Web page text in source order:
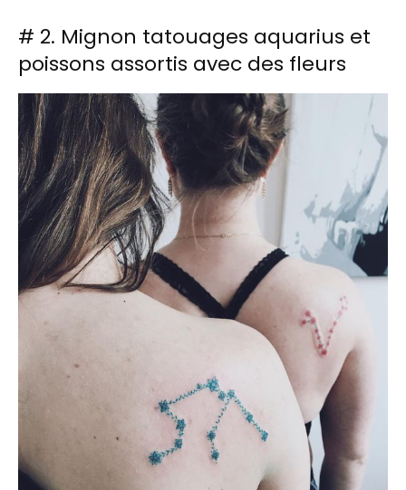
# 2. Mignon tatouages ​​aquarius et
poissons assortis avec des fleurs